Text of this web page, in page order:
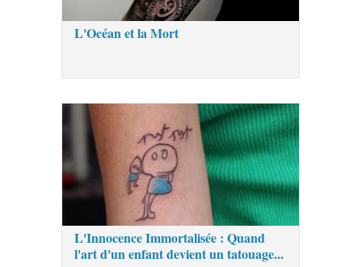
L'Océan et la Mort
L'Innocence Immortalisée : Quand
l'art d'un enfant devient un tatouage...